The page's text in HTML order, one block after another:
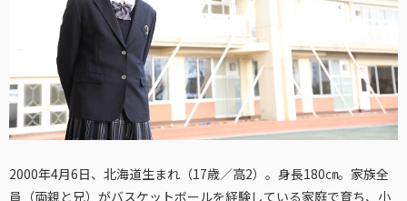
2000年4月6日、北海道生まれ（17歳／高2）。身長180㎝。家族全
員（両親と兄）がバスケットボールを経験している家庭で育ち、小